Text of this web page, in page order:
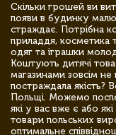
Скільки грошей ви
появи в будинку
страждає. Потрібна
приладдя, косметика
одяг та іграшки
Коштують дитячі
магазинами зовсім
постраждала якість?
Польщі. Можемо
які у вас вже є або
товари польських
оптимальне